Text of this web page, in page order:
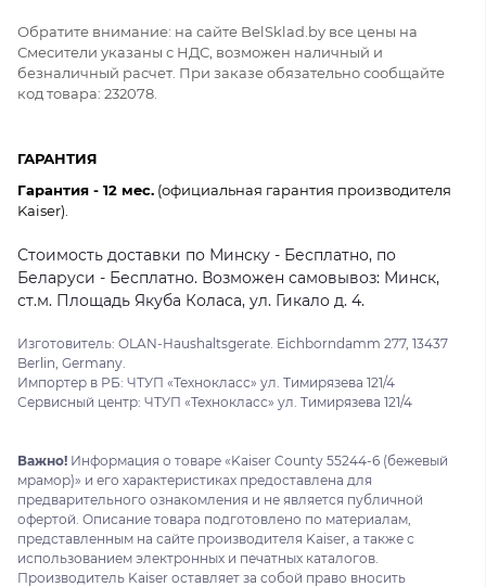
Обратите внимание: на сайте BelSklad.by все цены на
Смесители указаны с НДС, возможен наличный и
безналичный расчет. При заказе обязательно сообщайте
код товара: 232078.
ГАРАНТИЯ
Гарантия - 12 мес. (официальная гарантия производителя
Kaiser).
Стоимость доставки по Минску - Бесплатно, по
Беларуси - Бесплатно. Возможен самовывоз: Минск,
ст.м. Площадь Якуба Коласа, ул. Гикало д. 4.
Изготовитель: OLAN-Haushaltsgerate. Eichborndamm 277, 13437
Berlin, Germany.
Импортер в РБ: ЧТУП «Технокласс» ул. Тимирязева 121/4
Сервисный центр: ЧТУП «Технокласс» ул. Тимирязева 121/4
Важно! Информация о товаре «Kaiser County 55244-6 (бежевый
мрамор)» и его характеристиках предоставлена для
предварительного ознакомления и не является публичной
офертой. Описание товара подготовлено по материалам,
представленным на сайте производителя Kaiser, а также с
использованием электронных и печатных каталогов.
Производитель Kaiser оставляет за собой право вносить